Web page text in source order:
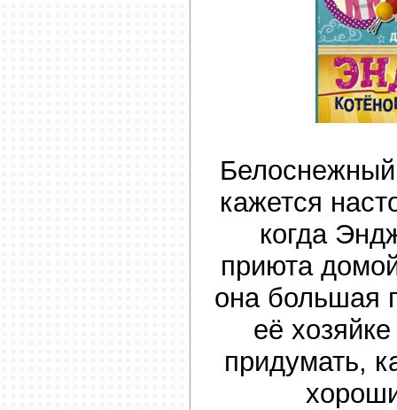
кажется
когда
приюта
она большая
её
придумать,